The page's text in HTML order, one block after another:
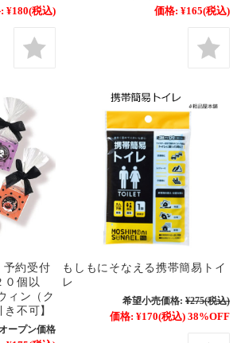
¥180(税込)
価格: ¥165(税込)
予約受付
０個以
ィン（ク
不可】
ープン価格
もしもにそなえる携帯簡易トイ
レ
希望小売価格: ¥275(税込)
価格: ¥170(税込) 38%OFF